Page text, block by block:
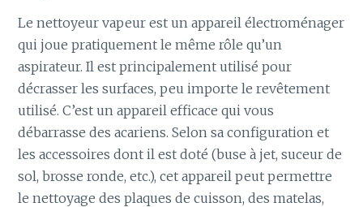
Le nettoyeur vapeur est un appareil électroménager
qui joue pratiquement le même rôle qu’un
aspirateur. Il est principalement utilisé pour
décrasser les surfaces, peu importe le revêtement
utilisé. C’est un appareil efficace qui vous
débarrasse des acariens. Selon sa configuration et
les accessoires dont il est doté (buse à jet, suceur de
sol, brosse ronde, etc.), cet appareil peut permettre
le nettoyage des plaques de cuisson, des matelas,